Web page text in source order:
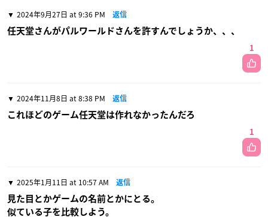
2024年9月27日 at 9:36 PM 返信
任天堂さんがパルワールドさんを許すんでしょうか、、、
1
2024年11月8日 at 8:38 PM 返信
これほどのゲーム任天堂は作れなかったんだろ
1
2025年1月11日 at 10:57 AM 返信
見た目とかゲームの名前とかにとる。
似ている子を比較しよう。